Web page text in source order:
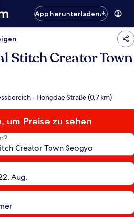
App herunterladen
Stitch Creator Town
- Hongdae Straße (0,7 km)
um Preise zu sehen